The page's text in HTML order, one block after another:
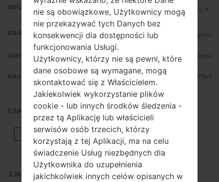
REGION CYV
KRAJ Cyprus
OPIS CytaVoda
HASH faf08cef2836cb75288fc2e9c9c5ffb3
1.SPRAWDŹ RECAPTCHA
2.NACIŚNIJ, ABY POBRAĆ
nie są obowiązkowe, Użytkownicy mogą
nie przekazywać tych Danych bez
konsekwencji dla dostępności lub
funkcjonowania Usługi.
Użytkownicy, którzy nie są pewni, które
dane osobowe są wymagane, mogą
skontaktować się z Właścicielem.
Jakiekolwiek wykorzystanie plików
cookie - lub innych środków śledzenia -
przez tą Aplikację lub właścicieli
serwisów osób trzecich, którzy
korzystają z tej Aplikacji, ma na celu
świadczenie Usług niezbędnych dla
Użytkownika do uzupełnienia
jakichkolwiek innych celów opisanych w